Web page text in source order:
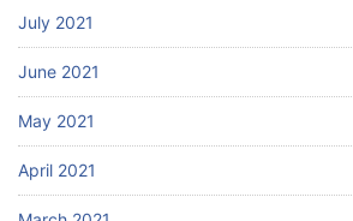
July 2021
June 2021
May 2021
April 2021